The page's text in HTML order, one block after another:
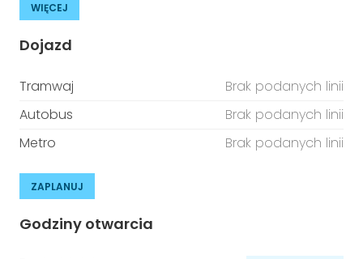
WIĘCEJ
Dojazd
Tramwaj
Brak podanych linii
Autobus
Brak podanych linii
Metro
Brak podanych linii
ZAPLANUJ
Godziny otwarcia